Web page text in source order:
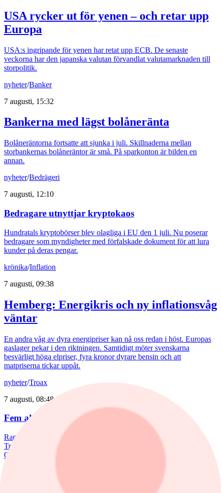
USA rycker ut för yenen – och retar upp
Europa
USA:s ingripande för yenen har retat upp ECB. De senaste
veckorna har den japanska valutan förvandlat valutamarknaden till
storpolitik.
nyheter/Banker
7 augusti, 15:32
Bankerna med lägst bolåneränta
Bolåneräntorna fortsatte att sjunka i juli. Skillnaderna mellan
storbankernas bolåneräntor är små. På sparkonton är bilden en
annan.
nyheter/Bedrägeri
7 augusti, 12:10
Bedragare utnyttjar kryptokaos
Hundratals kryptobörser blev olagliga i EU den 1 juli. Nu poserar
bedragare som myndigheter med förfalskade dokument för att lura
kunder på deras pengar.
krönika/Inflation
7 augusti, 09:38
Hemberg: Energikris och ny inflationsvåg
väntar
En andra våg av dyra energipriser kan nå oss redan i höst. Europas
gaslager pekar i den riktningen. Samtidigt möter svenskarna
besvärligt höga elpriser, fyra kronor dyrare bensin och att
matpriserna tickar uppåt.
nyheter/Troax
7 augusti, 08:48
Fem aktier som tog revansch i juli
Rapportperioden väckte liv i flera av börsens tidigare förlorare.
Troax rusade 37% under juli, medan Hexpol, Billerud och BE
Group steg mellan 18 till 23%.
Aktieanalys